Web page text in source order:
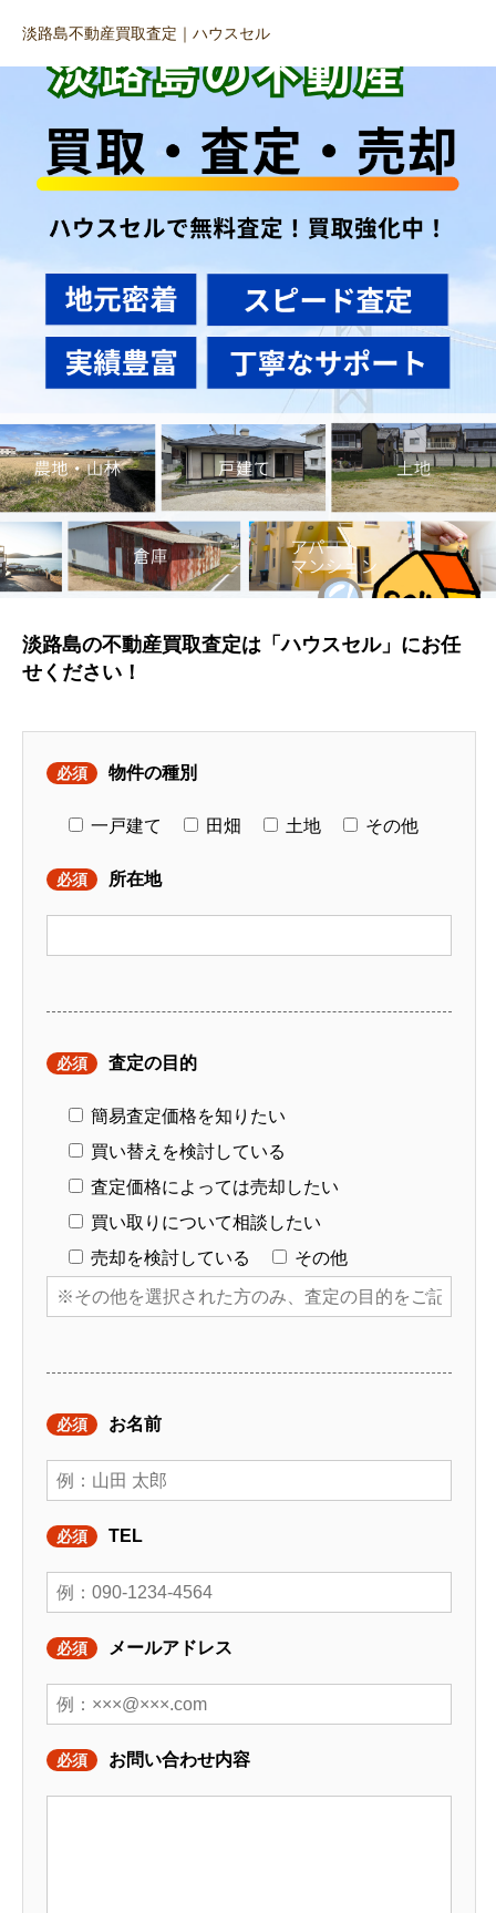
淡路島不動産買取査定｜ハウスセル
淡路島の不動産買取査定は「ハウスセル」にお任
せください！
必須 物件の種別
一戸建て 田畑 土地 その他
必須 所在地
必須 査定の目的
簡易査定価格を知りたい
買い替えを検討している
査定価格によっては売却したい
買い取りについて相談したい
売却を検討している
その他
必須 お名前
必須 TEL
必須 メールアドレス
必須 お問い合わせ内容